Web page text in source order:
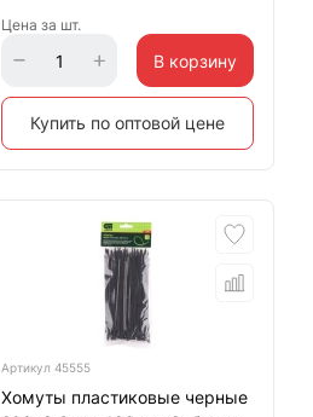
Цена за шт.
В корзину
Купить по оптовой цене
Артикул 45555
Хомуты пластиковые черные